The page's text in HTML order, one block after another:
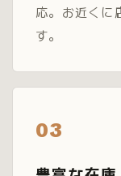
応。お近くに
す。
03